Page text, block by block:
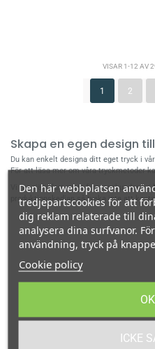
VISAR 1-12 AV
1 2
Skapa en egen design
Du kan enkelt designa ditt eget tryck i
För att läsa mer om våra tryckmetoder
Vi tar självklart emotföretagskunder- vi
produktionskedjan så tveka inte att
Den här webbplatsen
tredjepartscookies för att
dig reklam relaterade till
analysera dina surfvanor.
användning, tryck på
Cookie policy
ICKE